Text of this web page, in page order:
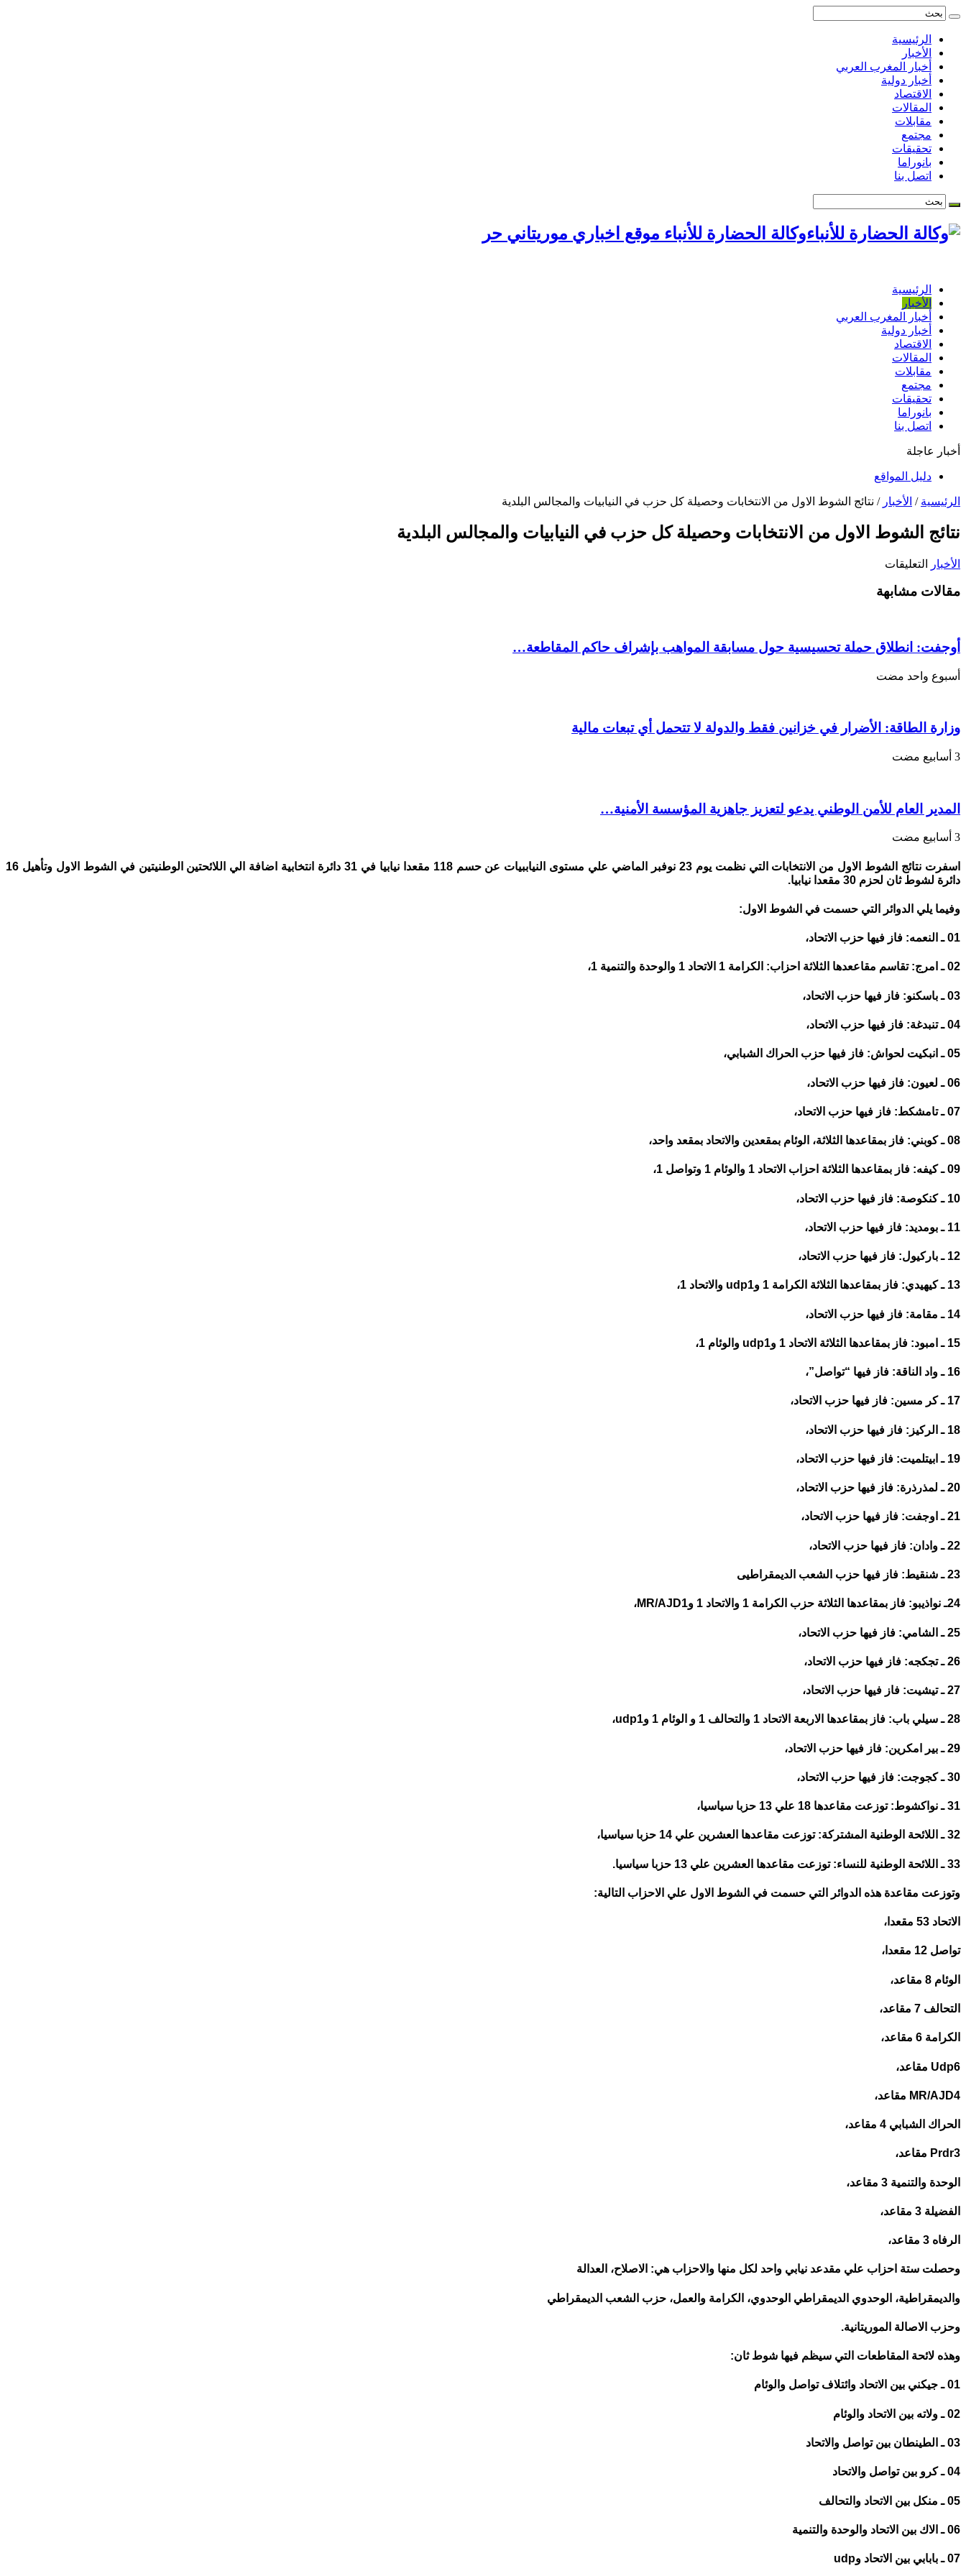
الرئيسية
الأخبار
أخبار المغرب العربي
أخبار دولية
الاقتصاد
المقالات
مقابلات
مجتمع
تحقيقات
بانوراما
اتصل بنا
وكالة الحضارة للأنباء موقع اخباري موريتاني حر
الرئيسية
الأخبار
أخبار المغرب العربي
أخبار دولية
الاقتصاد
المقالات
مقابلات
مجتمع
تحقيقات
بانوراما
اتصل بنا
أخبار عاجلة
دليل المواقع
الرئيسية / الأخبار / نتائج الشوط الاول من الانتخابات وحصيلة كل حزب في النيابيات والمجالس البلدية
نتائج الشوط الاول من الانتخابات وحصيلة كل حزب في النيابيات والمجالس البلدية
الأخبار التعليقات
الشوط
وحصيلة
كل
حزب
البلدية
مقالات مشابهة
أوجفت: انطلاق حملة تحسيسية حول مسابقة المواهب بإشراف حاكم المقاطعة…
‏أسبوع واحد مضت
وزارة الطاقة: الأضرار في خزانين فقط والدولة لا تتحمل أي تبعات مالية
المدير العام للأمن الوطني يدعو لتعزيز جاهزية المؤسسة الأمنية…
اسفرت نتائج الشوط الاول من الانتخابات التي نظمت يوم 23 نوفبر الماضي علي مستوى النياببيات عن حسم 118 مقعدا نيابيا في 31 دائرة انتخابية اضافة الي اللائحتين الوطنيتين في الشوط الاول وتأهيل 16
دائرة لشوط ثان لحزم 30 مقعدا نيابيا.
وفيما يلي الدوائر التي حسمت في الشوط الاول:
01 ـ النعمه: فاز فيها حزب الاتحاد،
02 ـ امرج: تقاسم مقاععدها الثلاثة احزاب: الكرامة 1 الاتحاد 1 والوحدة والتنمية 1،
03 ـ باسكنو: فاز فيها حزب الاتحاد،
04 ـ تنبدغة: فاز فيها حزب الاتحاد،
05 ـ انبكيت لحواش: فاز فيها حزب الحراك الشبابي،
06 ـ لعيون: فاز فيها حزب الاتحاد،
07 ـ تامشكط: فاز فيها حزب الاتحاد،
08 ـ كوبني: فاز بمقاعدها الثلاثة، الوئام بمقعدين والاتحاد بمقعد واحد،
09 ـ كيفه: فاز بمقاعدها الثلاثة احزاب الاتحاد 1 والوئام 1 وتواصل 1،
10 ـ كنكوصة: فاز فيها حزب الاتحاد،
11 ـ بومديد: فاز فيها حزب الاتحاد،
12 ـ باركيول: فاز فيها حزب الاتحاد،
13 ـ كيهيدي: فاز بمقاعدها الثلاثة الكرامة 1 وudp1 والاتحاد 1،
14 ـ مقامة: فاز فيها حزب الاتحاد،
15 ـ امبود: فاز بمقاعدها الثلاثة الاتحاد 1 وudp1 والوئام 1،
16 ـ واد الناقة: فاز فيها “تواصل”،
17 ـ كر مسين: فاز فيها حزب الاتحاد،
18 ـ الركيز: فاز فيها حزب الاتحاد،
19 ـ ابيتلميت: فاز فيها حزب الاتحاد،
20 ـ لمذرذرة: فاز فيها حزب الاتحاد،
21 ـ اوجفت: فاز فيها حزب الاتحاد،
22 ـ وادان: فاز فيها حزب الاتحاد،
23 ـ شنقيط: فاز فيها حزب الشعب الديمقراطيى
24ـ نواذيبو: فاز بمقاعدها الثلاثة حزب الكرامة 1 والاتحاد 1 وMR/AJD1،
25 ـ الشامي: فاز فيها حزب الاتحاد،
26 ـ تجكجه: فاز فيها حزب الاتحاد،
27 ـ تيشيت: فاز فيها حزب الاتحاد،
28 ـ سيلي باب: فاز بمقاعدها الاربعة الاتحاد 1 والتحالف 1 و الوئام 1 وudp1،
29 ـ بير امكرين: فاز فيها حزب الاتحاد،
30 ـ كجوجت: فاز فيها حزب الاتحاد،
31 ـ نواكشوط: توزعت مقاعدها 18 علي 13 حزبا سياسيا،
32 ـ اللائحة الوطنية المشتركة: توزعت مقاعدها العشرين علي 14 حزبا سياسيا،
33 ـ اللائحة الوطنية للنساء: توزعت مقاعدها العشرين علي 13 حزبا سياسيا.
وتوزعت مقاعدة هذه الدوائر التي حسمت في الشوط الاول علي الاحزاب التالية:
الاتحاد 53 مقعدا،
تواصل 12 مقعدا،
الوئام 8 مقاعد،
التحالف 7 مقاعد،
الكرامة 6 مقاعد،
Udp6 مقاعد،
MR/AJD4 مقاعد،
الحراك الشبابي 4 مقاعد،
Prdr3 مقاعد،
الوحدة والتنمية 3 مقاعد،
الفضيلة 3 مقاعد،
الرفاه 3 مقاعد،
وحصلت ستة احزاب علي مقدعد نيابي واحد لكل منها والاحزاب هي: الاصلاح، العدالة
والديمقراطية، الوحدوي الديمقراطي الوحدوي، الكرامة والعمل، حزب الشعب الديمقراطي
وحزب الاصالة الموريتانية.
وهذه لائحة المقاطعات التي سيظم فيها شوط ثان:
01 ـ جيكني بين الاتحاد وائتلاف تواصل والوئام
02 ـ ولاته بين الاتحاد والوئام
03 ـ الطينطان بين تواصل والاتحاد
04 ـ كرو بين تواصل والاتحاد
05 ـ منكل بين الاتحاد والتحالف
06 ـ الاك بين الاتحاد والوحدة والتنمية
07 ـ بابابي بين الاتحاد وudp